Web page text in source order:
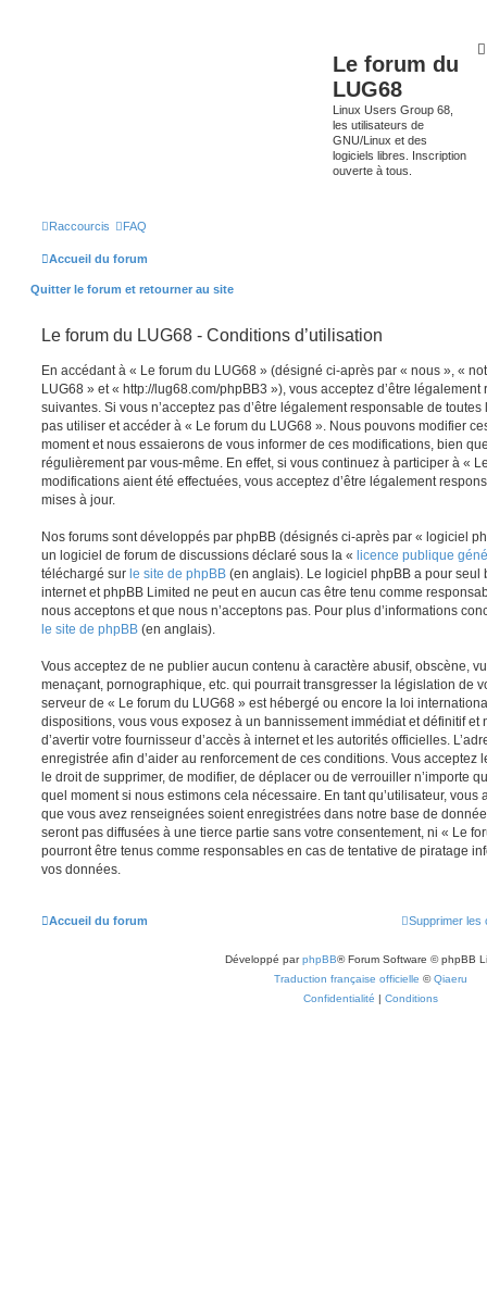
Le forum du
LUG68
Linux Users Group 68,
les utilisateurs de
GNU/Linux et des
logiciels libres. Inscription
ouverte à tous.
Raccourcis FAQ
Accueil du forum
Quitter le forum et retourner au site
Le forum du LUG68 - Conditions d’utilisation
En accédant à « Le forum du LUG68 » (désigné ci-après par « nous », «
LUG68 » et « http://lug68.com/phpBB3 »), vous acceptez d’être
suivantes. Si vous n’acceptez pas d’être légalement responsable de
pas utiliser et accéder à « Le forum du LUG68 ». Nous pouvons modifier
moment et nous essaierons de vous informer de ces modifications, bien
régulièrement par vous-même. En effet, si vous continuez à participer à «
modifications aient été effectuées, vous acceptez d’être légalement
mises à jour.
Nos forums sont développés par phpBB (désignés ci-après par « logiciel
un logiciel de forum de discussions déclaré sous la « licence publique
téléchargé sur le site de phpBB (en anglais). Le logiciel phpBB a pour seul
internet et phpBB Limited ne peut en aucun cas être tenu comme
nous acceptons et que nous n’acceptons pas. Pour plus d’informations
le site de phpBB (en anglais).
Vous acceptez de ne publier aucun contenu à caractère abusif, obscène,
menaçant, pornographique, etc. qui pourrait transgresser la législation de
serveur de « Le forum du LUG68 » est hébergé ou encore la loi
dispositions, vous vous exposez à un bannissement immédiat et définitif et
d’avertir votre fournisseur d’accès à internet et les autorités officielles.
enregistrée afin d’aider au renforcement de ces conditions. Vous acceptez
le droit de supprimer, de modifier, de déplacer ou de verrouiller n’importe
quel moment si nous estimons cela nécessaire. En tant qu’utilisateur,
que vous avez renseignées soient enregistrées dans notre base de
seront pas diffusées à une tierce partie sans votre consentement, ni « Le
pourront être tenus comme responsables en cas de tentative de piratage
vos données.
Accueil du forum Supprimer les
Développé parphpBB® Forum Software © phpBB
Traduction française officielle ©Qiaeru
Confidentialité | Conditions